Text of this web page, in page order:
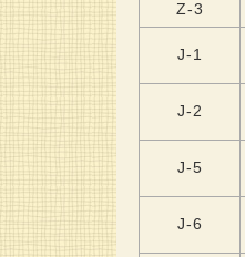
Z-3
J-1
J-2
J-5
J-6